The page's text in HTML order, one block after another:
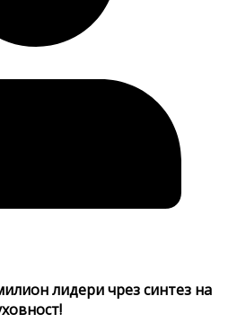
лидери чрез синтез на